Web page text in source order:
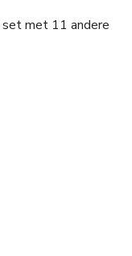
set met 11 andere